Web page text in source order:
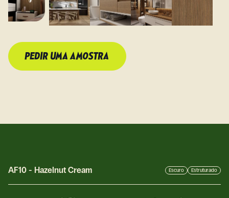
PEDIR UMA AMOSTRA
AF10 - Hazelnut Cream Escuro Estruturado